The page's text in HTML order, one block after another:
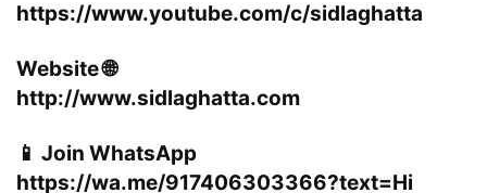
https://www.youtube.com/c/sidlaghatta
Website 🌐
http://www.sidlaghatta.com
📱 Join WhatsApp
https://wa.me/917406303366?text=Hi